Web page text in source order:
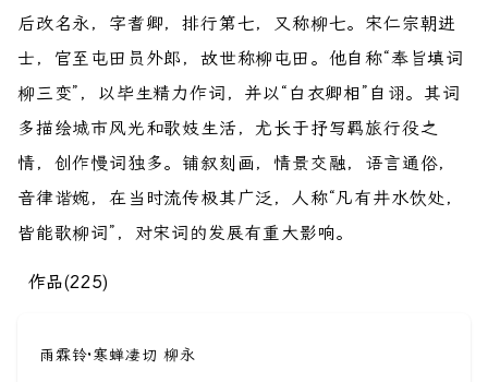
后改名永，字耆卿，排行第七，又称柳七。宋仁宗朝进
士，官至屯田员外郎，故世称柳屯田。他自称“奉旨填词
柳三变”，以毕生精力作词，并以“白衣卿相”自诩。其词
多描绘城市风光和歌妓生活，尤长于抒写羁旅行役之
情，创作慢词独多。铺叙刻画，情景交融，语言通俗，
音律谐婉，在当时流传极其广泛，人称“凡有井水饮处，
皆能歌柳词”，对宋词的发展有重大影响。
作品(225)
雨霖铃·寒蝉凄切 柳永